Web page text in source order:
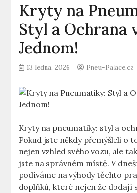
Kryty na
Styl a Ochrana
Jednom!
13 ledna, 2026 Pneu-Palace.cz
Kryty na pneumatiky: styl a
Pokud jste někdy přemýšleli o
nejen vzhled svého vozu, ale
jste na správném místě. V
podíváme na výhody těchto
doplňků, které nejen že dodají